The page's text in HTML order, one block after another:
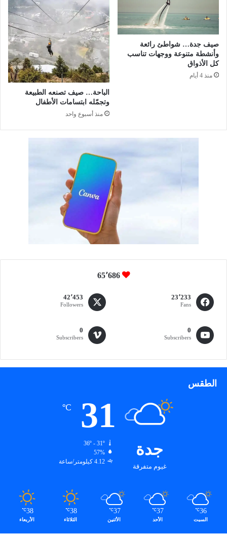
رل
ح
و
ل
ا
صيف جدة… شواطئ رائعة
وأنشطة متنوعة ووجهات تناسب
كل الأذواق
منذ 4 أيام
الباحة… صيف تصنعه الطبيعة
وتجمّله ابتسامات الأطفال
منذ أسبوع واحد
65٬686
23٬233
Fans
42٬453
Followers
0
Subscribers
0
Subscribers
الطقس
جدة
غيوم متفرقة
31
℃
36º - 31º
57%
4.12 كيلومتر/ساعة
36
℃
السبت
37
℃
الأحد
37
℃
الأثنين
38
℃
الثلاثاء
38
℃
الأربعاء